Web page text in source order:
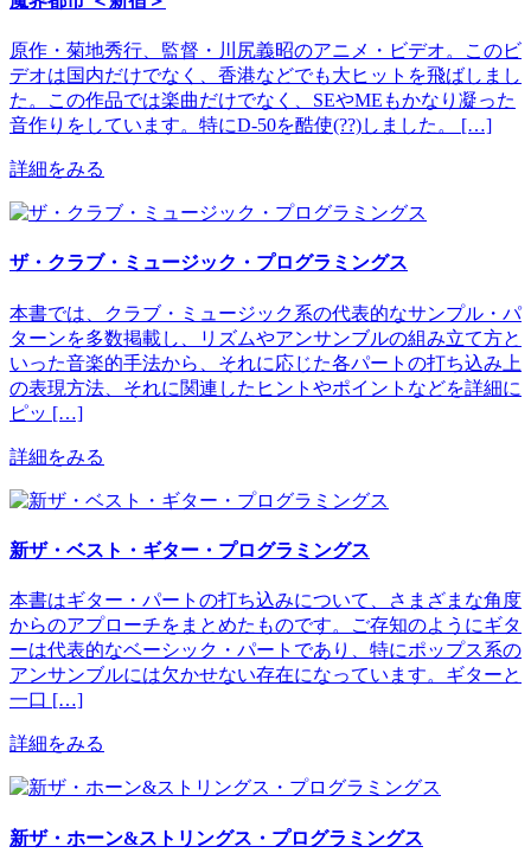
原作・菊地秀行、監督・川尻義昭のアニメ・ビデオ。このビ
デオは国内だけでなく、香港などでも大ヒットを飛ばしまし
た。この作品では楽曲だけでなく、SEやMEもかなり凝った
音作りをしています。特にD-50を酷使(??)しました。 […]
詳細をみる
ザ・クラブ・ミュージック・プログラミングス
本書では、クラブ・ミュージック系の代表的なサンプル・パ
ターンを多数掲載し、リズムやアンサンブルの組み立て方と
いった音楽的手法から、それに応じた各パートの打ち込み上
の表現方法、それに関連したヒントやポイントなどを詳細に
ピッ […]
詳細をみる
新ザ・ベスト・ギター・プログラミングス
本書はギター・パートの打ち込みについて、さまざまな角度
からのアプローチをまとめたものです。ご存知のようにギタ
ーは代表的なベーシック・パートであり、特にポップス系の
アンサンブルには欠かせない存在になっています。ギターと
一口 […]
詳細をみる
新ザ・ホーン&ストリングス・プログラミングス